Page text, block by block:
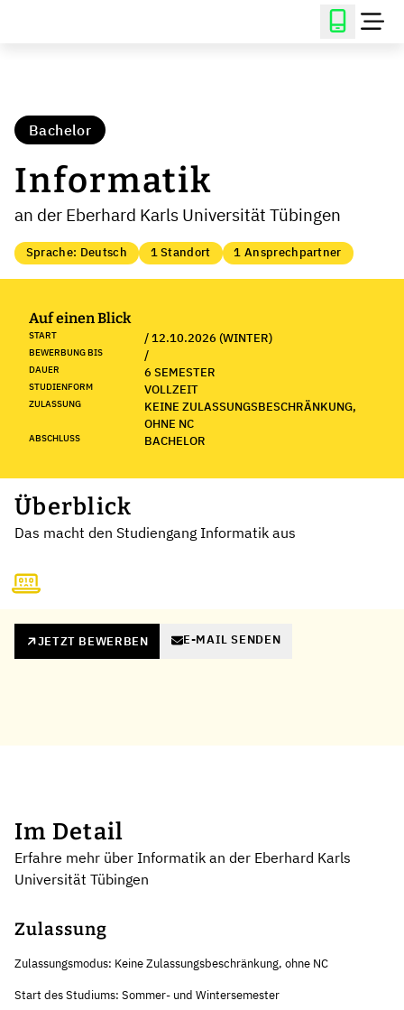
Bachelor
Informatik
an der Eberhard Karls Universität Tübingen
Sprache: Deutsch 1 Standort 1 Ansprechpartner
Auf einen Blick
START / 12.10.2026 (WINTER)
BEWERBUNG BIS /
DAUER 6 SEMESTER
STUDIENFORM VOLLZEIT
ZULASSUNG
KEINE ZULASSUNGSBESCHRÄNKUNG,
OHNE NC
ABSCHLUSS BACHELOR
Überblick
Das macht den Studiengang Informatik aus
JETZT BEWERBEN E-MAIL SENDEN
Im Detail
Erfahre mehr über Informatik an der Eberhard Karls
Universität Tübingen
Zulassung
Zulassungsmodus: Keine Zulassungsbeschränkung, ohne NC
Start des Studiums: Sommer- und Wintersemester